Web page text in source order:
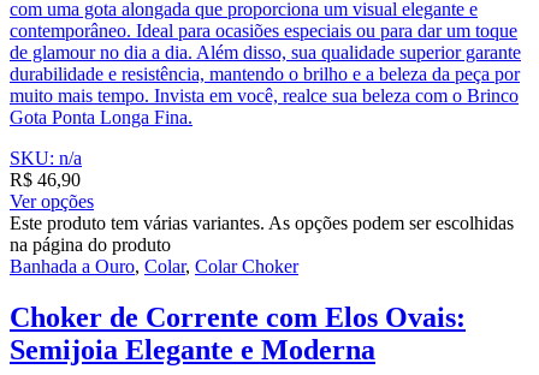
com uma gota alongada que proporciona um visual elegante e
contemporâneo. Ideal para ocasiões especiais ou para dar um toque
de glamour no dia a dia. Além disso, sua qualidade superior garante
durabilidade e resistência, mantendo o brilho e a beleza da peça por
muito mais tempo. Invista em você, realce sua beleza com o Brinco
Gota Ponta Longa Fina.
SKU: n/a
R$ 46,90
Ver opções
Este produto tem várias variantes. As opções podem ser escolhidas
na página do produto
Banhada a Ouro, Colar, Colar Choker
Choker de Corrente com Elos Ovais:
Semijoia Elegante e Moderna